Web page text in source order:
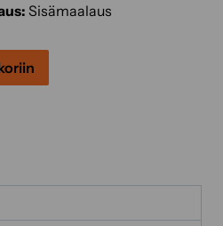
Sisämaalaus